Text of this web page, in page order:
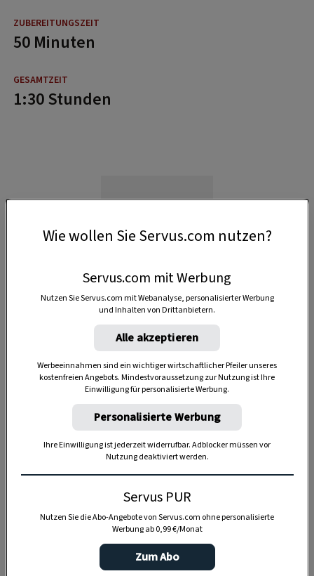
50 Minuten
1:30 Stunden
Anzeige
Wie wollen Sie Servus.com nutzen?
Servus.com mit Werbung
Nutzen Sie Servus.com mit Webanalyse, personalisierter Werbung
und Inhalten von Drittanbietern.
Alle akzeptieren
Werbeeinnahmen sind ein wichtiger wirtschaftlicher Pfeiler unseres
kostenfreien Angebots. Mindestvoraussetzung zur Nutzung ist Ihre
Einwilligung für personalisierte Werbung.
Personalisierte Werbung
Ihre Einwilligung ist jederzeit widerrufbar. Adblocker müssen vor
Nutzung deaktiviert werden.
Servus PUR
Nutzen Sie die Abo-Angebote von Servus.com ohne personalisierte
Werbung ab 0,99 €/Monat
Zum Abo